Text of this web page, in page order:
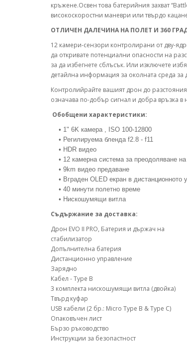
кръжене.Освен това батерийния захват
високоскоростни маневри или твърдо
ОТЛИЧЕН ДАЛЕЧИНА НА ПОЛЕТ И 360
12 камери-сензори контролирани от дву-
да откривате потенциални опасности на
за да избегнете сблъсък. Или изключете
детайлна информация за околната среда за
Контролийрайте вашият дрон до разстояния
означава по-добър сигнал и добра връзка в
Обобщени характеристики:
• 1" 6K камера , ISO 100-12800
• Регилируема бленда f2.8 - f11
• HDR видео
• 12 камерна система за преодоляване на
• 9km видео предаване
• Вграден OLED екран в дистанционното
• 40 минути полетно време
• Нискошумящи витла
Съдържание за доставка:
Дрон EVO II PRO, Батерия и държач на
стабилизатор
Допълнителна батерия
Дистанционно управление
Зарядно
Кабел - Type B
3 комплекта нискошумящи витла (двойка)
Твърд куфар
USB кабели (2 бр.: Micro Type B & Type C)
Опаковъчен лист
Бързо ръководство
Инструкции за безопастност